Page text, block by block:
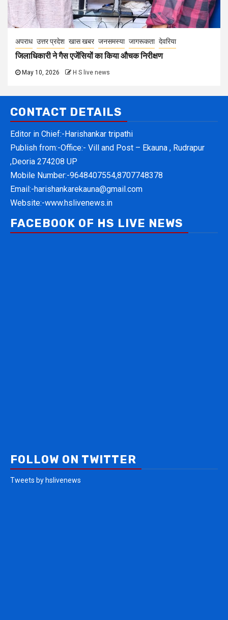
अपराध उत्तर प्रदेश खास खबर जनसमस्या जागरूकता देवरिया
जिलाधिकारी ने गैस एजेंसियों का किया औचक निरीक्षण
May 10, 2026 H S live news
CONTACT DETAILS
Editor in Chief:-Harishankar tripathi
Publish from:-Office:- Vill and Post – Ekauna , Rudrapur
,Deoria 274208 UP
Mobile Number:-9648407554,8707748378
Email:-harishankarekauna@gmail.com
Website:-www.hslivenews.in
FACEBOOK OF HS LIVE NEWS
FOLLOW ON TWITTER
Tweets by hslivenews